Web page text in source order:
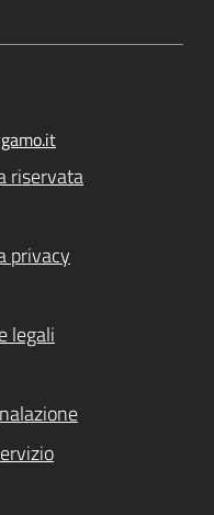
riservata
privacy
legali